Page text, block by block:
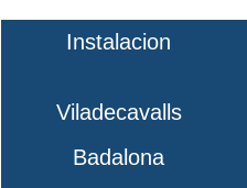
Instalacion
Viladecavalls
Badalona